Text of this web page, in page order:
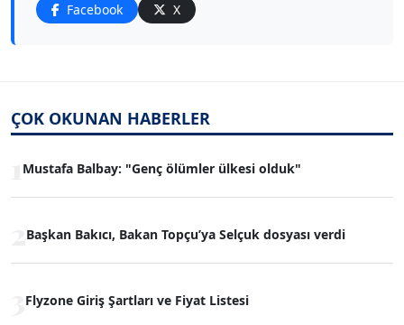
Facebook X
ÇOK OKUNAN HABERLER
Mustafa Balbay: "Genç ölümler ülkesi olduk"
Başkan Bakıcı, Bakan Topçu’ya Selçuk dosyası verdi
Flyzone Giriş Şartları ve Fiyat Listesi